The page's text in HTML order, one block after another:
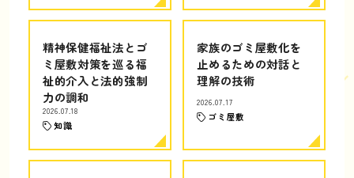
精神保健福祉法とゴ
ミ屋敷対策を巡る福
祉的介入と法的強制
力の調和
2026.07.18
知識
家族のゴミ屋敷化を
止めるための対話と
理解の技術
2026.07.17
ゴミ屋敷